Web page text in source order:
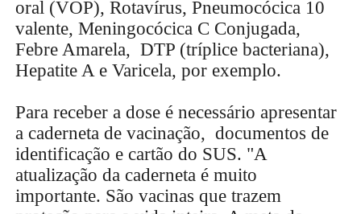
oral (VOP), Rotavírus, Pneumocócica 10
valente, Meningocócica C Conjugada,
Febre Amarela, DTP (tríplice bacteriana),
Hepatite A e Varicela, por exemplo.
Para receber a dose é necessário apresentar
a caderneta de vacinação, documentos de
identificação e cartão do SUS. "A
atualização da caderneta é muito
importante. São vacinas que trazem